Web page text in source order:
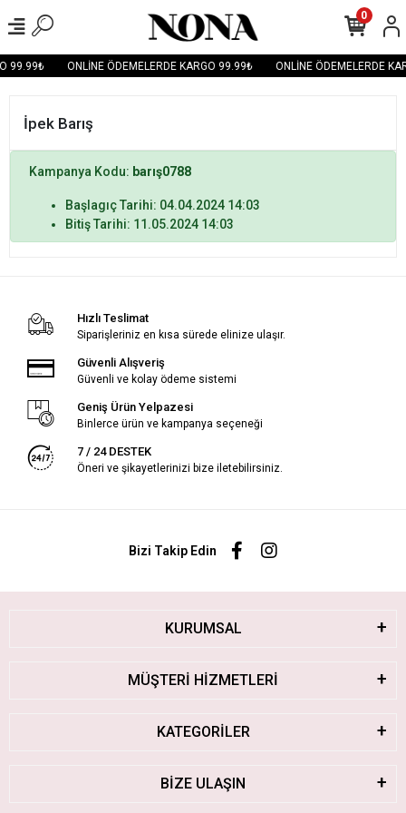
99.99₺ ONLİNE ÖDEMELERDE KARGO 99.99₺ ONLİNE ÖDEMELERDE
0
İpek Barış
Kampanya Kodu: barış0788
Başlagıç Tarihi: 04.04.2024 14:03
Bitiş Tarihi: 11.05.2024 14:03
Hızlı Teslimat
Siparişleriniz en kısa sürede elinize ulaşır.
Güvenli Alışveriş
Güvenli ve kolay ödeme sistemi
Geniş Ürün Yelpazesi
Binlerce ürün ve kampanya seçeneği
7 / 24 DESTEK
Öneri ve şikayetlerinizi bize iletebilirsiniz.
Bizi Takip Edin
KURUMSAL
MÜŞTERİ HİZMETLERİ
KATEGORİLER
BİZE ULAŞIN